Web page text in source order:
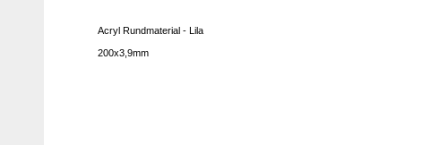
Acryl Rundmaterial - Lila
200x3,9mm